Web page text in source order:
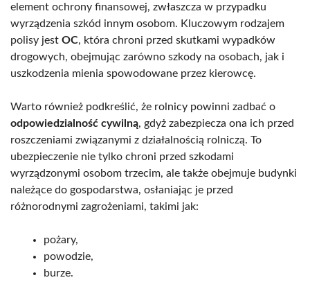
element ochrony finansowej, zwłaszcza w przypadku
wyrządzenia szkód innym osobom. Kluczowym rodzajem
polisy jest OC, która chroni przed skutkami wypadków
drogowych, obejmując zarówno szkody na osobach, jak i
uszkodzenia mienia spowodowane przez kierowcę.
Warto również podkreślić, że rolnicy powinni zadbać o
odpowiedzialność cywilną, gdyż zabezpiecza ona ich przed
roszczeniami związanymi z działalnością rolniczą. To
ubezpieczenie nie tylko chroni przed szkodami
wyrządzonymi osobom trzecim, ale także obejmuje budynki
należące do gospodarstwa, osłaniając je przed
różnorodnymi zagrożeniami, takimi jak:
pożary,
powodzie,
burze.